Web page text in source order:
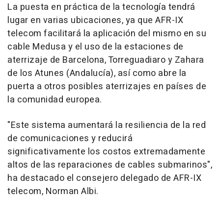
La puesta en práctica de la tecnología tendrá
lugar en varias ubicaciones, ya que AFR-IX
telecom facilitará la aplicación del mismo en su
cable Medusa y el uso de la estaciones de
aterrizaje de Barcelona, Torreguadiaro y Zahara
de los Atunes (Andalucía), así como abre la
puerta a otros posibles aterrizajes en países de
la comunidad europea.
"Este sistema aumentará la resiliencia de la red
de comunicaciones y reducirá
significativamente los costos extremadamente
altos de las reparaciones de cables submarinos",
ha destacado el consejero delegado de AFR-IX
telecom, Norman Albi.